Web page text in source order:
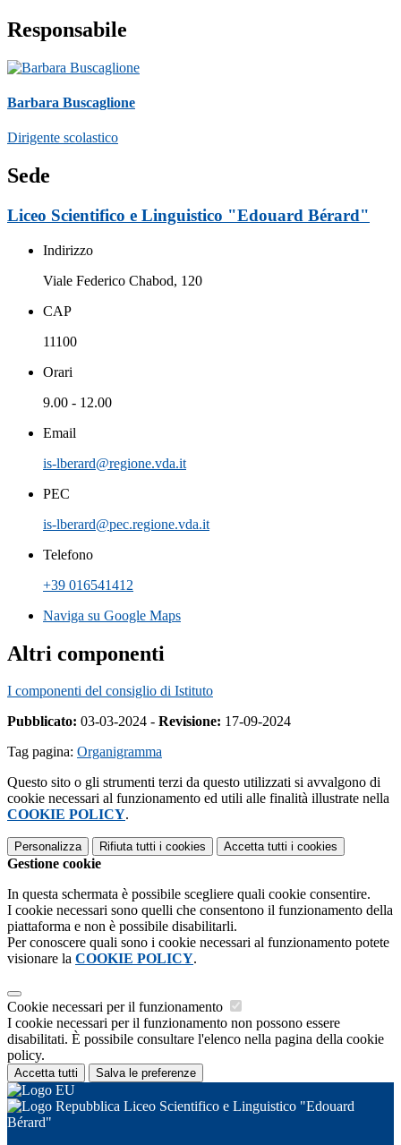
Responsabile
Barbara Buscaglione
Dirigente scolastico
Sede
Liceo Scientifico e Linguistico "Edouard Bérard"
Indirizzo
Viale Federico Chabod, 120
CAP
11100
Orari
9.00 - 12.00
Email
is-lberard@regione.vda.it
PEC
is-lberard@pec.regione.vda.it
Telefono
+39 016541412
Naviga su Google Maps
Altri componenti
I componenti del consiglio di Istituto
Pubblicato: 03-03-2024 - Revisione: 17-09-2024
Tag pagina: Organigramma
Questo sito o gli strumenti terzi da questo utilizzati si avvalgono di
cookie necessari al funzionamento ed utili alle finalità illustrate nella
COOKIE POLICY.
Personalizza Rifiuta tutti i cookies Accetta tutti i cookies
Gestione cookie
In questa schermata è possibile scegliere quali cookie consentire.
I cookie necessari sono quelli che consentono il funzionamento della
piattaforma e non è possibile disabilitarli.
Per conoscere quali sono i cookie necessari al funzionamento potete
visionare la COOKIE POLICY.
Cookie necessari per il funzionamento
I cookie necessari per il funzionamento non possono essere
disabilitati. È possibile consultare l'elenco nella pagina della cookie
policy.
Accetta tutti Salva le preferenze
Liceo Scientifico e Linguistico "Edouard
Bérard"